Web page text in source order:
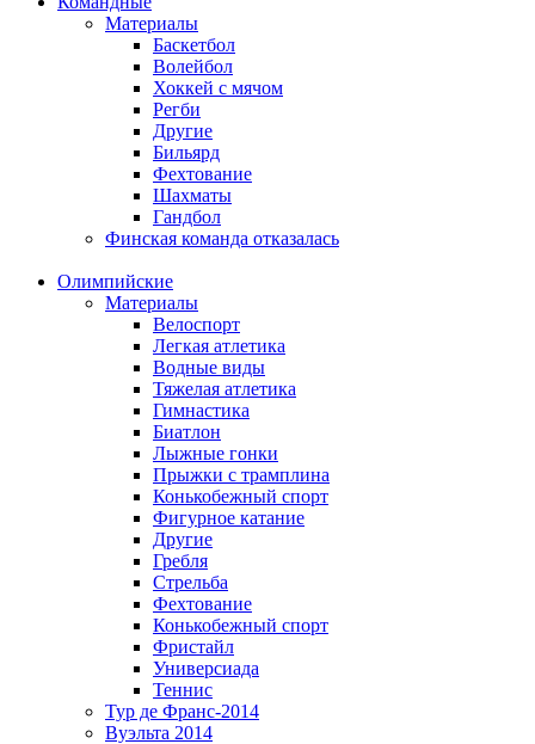
Материалы
Баскетбол
Волейбол
Хоккей с мячом
Регби
Другие
Бильярд
Фехтование
Шахматы
Гандбол
Финская команда отказалась
Олимпийские
Материалы
Велоспорт
Легкая атлетика
Водные виды
Тяжелая атлетика
Гимнастика
Биатлон
Лыжные гонки
Прыжки с трамплина
Конькобежный спорт
Фигурное катание
Другие
Гребля
Стрельба
Фехтование
Конькобежный спорт
Фристайл
Универсиада
Теннис
Тур де Франс-2014
Вуэльта 2014